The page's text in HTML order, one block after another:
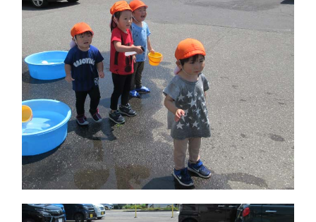
千歳
℡(岩見沢)0126-35-5455
℡(千 歳)0123-29-5707
お問い合わせ